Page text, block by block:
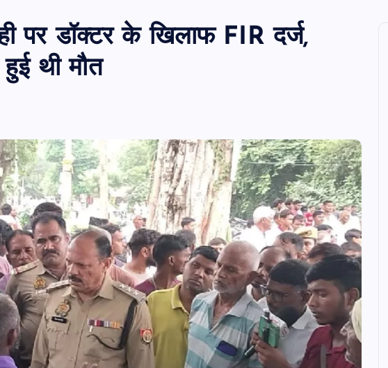
पर डॉक्टर के खिलाफ FIR दर्ज,
थी मौत
जीवन शैली
आजमगढ़ में राज्य आयुक्त दिव्यांगजन की मोबाइल
कोर्ट, मौके पर सुनीं शिकायतें,कई मामलों का
तत्काल निस्तारण
news8pmtoday August 6, 2026